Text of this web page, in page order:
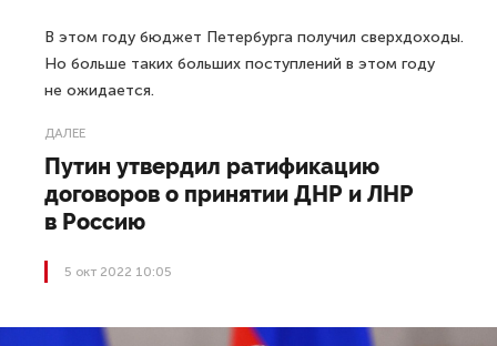
В этом году бюджет Петербурга получил сверхдоходы.
Но больше таких больших поступлений в этом году
не ожидается.
ДАЛЕЕ
Путин утвердил ратификацию
договоров о принятии ДНР и ЛНР
в Россию
5 окт 2022 10:05